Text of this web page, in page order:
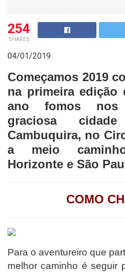
254
SHARES
04/01/2019
Começamos 2019
na primeira edição
ano fomos nos
graciosa
Cambuquira, no
a meio
Horizonte e São
COMO
Para o aventureiro que
melhor caminho é seguir